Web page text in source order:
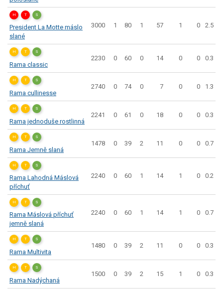
H T S
President La Motte máslo
slané
3000 1 80 1 57 1 0 2.5
H T S
Rama classic
2230 0 60 0 14 0 0 0.3
H T S
Rama cullinesse
2740 0 74 0 7 0 0 1.3
H T S
Rama jednoduše rostlinná
2241 0 61 0 18 0 0 0.3
H T S
Rama Jemně slaná
1478 0 39 2 11 0 0 0.7
H T S
Rama Lahodná Máslová
příchuť
2240 0 60 1 14 1 0 0.2
H T S
Rama Máslová příchuť
jemně slaná
2240 0 60 1 14 1 0 0.7
H T S
Rama Multivita
1480 0 39 2 11 0 0 0.3
H T S
Rama Nadýchaná
1500 0 39 2 15 1 0 0.3